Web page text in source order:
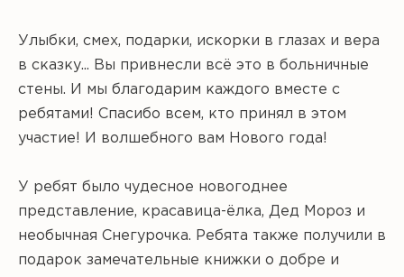
Улыбки, смех, подарки, искорки в глазах и вера
в сказку... Вы привнесли всё это в больничные
стены. И мы благодарим каждого вместе с
ребятами! Спасибо всем, кто принял в этом
участие! И волшебного вам Нового года!
У ребят было чудесное новогоднее
представление, красавица-ёлка, Дед Мороз и
необычная Снегурочка. Ребята также получили в
подарок замечательные книжки о добре и